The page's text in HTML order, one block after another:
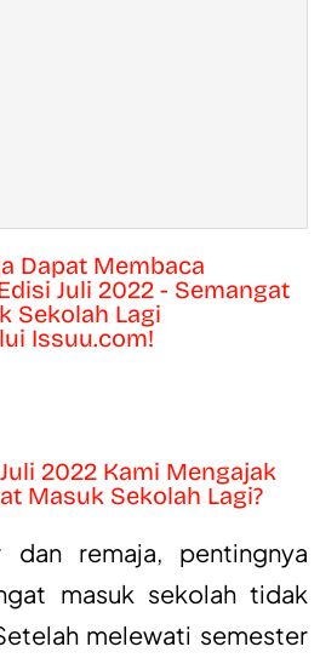
Dapat Membaca
Juli 2022 - Semangat
Sekolah Lagi
Issuu.com!
2022 Kami Mengajak
Masuk Sekolah Lagi?
remaja, pentingnya
masuk sekolah tidak
melewati semester